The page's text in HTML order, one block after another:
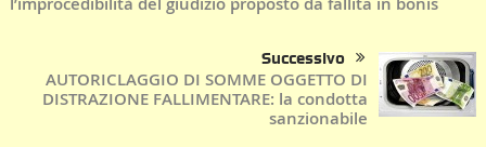
Successivo
AUTORICLAGGIO DI SOMME OGGETTO DI
DISTRAZIONE FALLIMENTARE: la condotta
sanzionabile